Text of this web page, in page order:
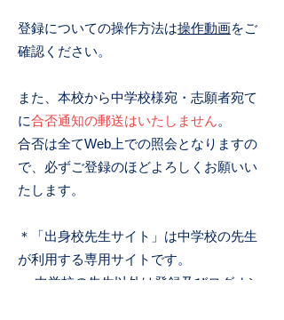
登録についての操作方法は操作動画をご
確認ください。
また、本校から中学校様宛・志願者宛て
に合否通知の郵送はいたしません。
合否は全てWeb上での照会となりますの
で、必ずご登録のほどよろしくお願いい
たします。
＊「出身校先生サイト」は中学校の先生
が利用する専用サイトです。
中学校の先生以外は登録及びログオン